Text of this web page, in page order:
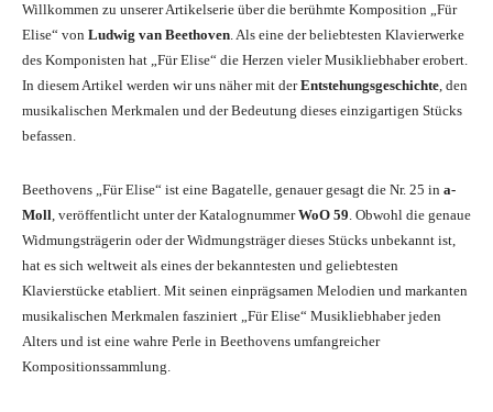
Willkommen zu unserer Artikelserie über die berühmte Komposition „Für
Elise“ von Ludwig van Beethoven. Als eine der beliebtesten Klavierwerke
des Komponisten hat „Für Elise“ die Herzen vieler Musikliebhaber erobert.
In diesem Artikel werden wir uns näher mit derEntstehungsgeschichte, den
musikalischen Merkmalen und der Bedeutung dieses einzigartigen Stücks
befassen.
Beethovens „Für Elise“ ist eine Bagatelle, genauer gesagt die Nr. 25 in a-
Moll, veröffentlicht unter der KatalognummerWoO 59. Obwohl die genaue
Widmungsträgerin oder der Widmungsträger dieses Stücks unbekannt ist,
hat es sich weltweit als eines der bekanntesten und geliebtesten
Klavierstücke etabliert. Mit seinen einprägsamen Melodien und markanten
musikalischen Merkmalen fasziniert „Für Elise“ Musikliebhaber jeden
Alters und ist eine wahre Perle in Beethovens umfangreicher
Kompositionssammlung.